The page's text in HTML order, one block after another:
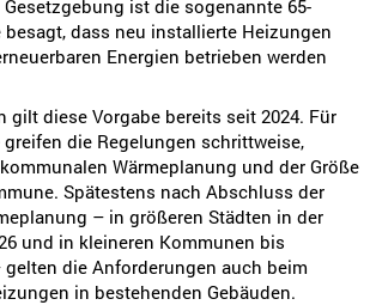
ist die sogenannte 65-
besagt, dass neu installierte Heizungen
Energien betrieben werden
gilt diese Vorgabe bereits seit 2024. Für
die Regelungen schrittweise,
Wärmeplanung und der Größe
Spätestens nach Abschluss der
– in größeren Städten in der
und in kleineren Kommunen bis
die Anforderungen auch beim
in bestehenden Gebäuden.